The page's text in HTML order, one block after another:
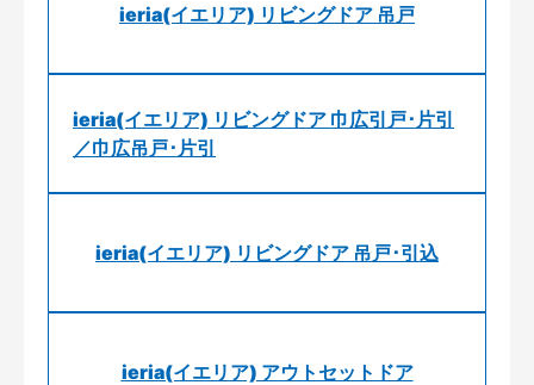
ieria(イエリア) リビングドア 吊戸
ieria(イエリア) リビングドア 巾広引戸･片引
／巾広吊戸･片引
ieria(イエリア) リビングドア 吊戸･引込
ieria(イエリア) アウトセットドア